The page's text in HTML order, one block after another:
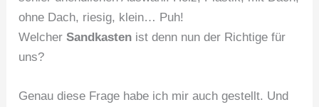
ohne Dach, riesig, klein… Puh!
WelcherSandkasten ist denn nun der Richtige für
uns?
Genau diese Frage habe ich mir auch gestellt. Und